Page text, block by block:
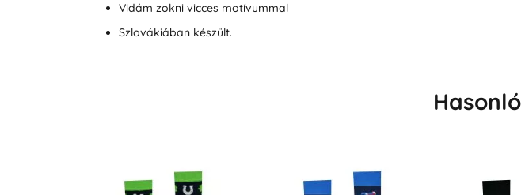
Vidám zokni vicces motívummal
Szlovákiában készült.